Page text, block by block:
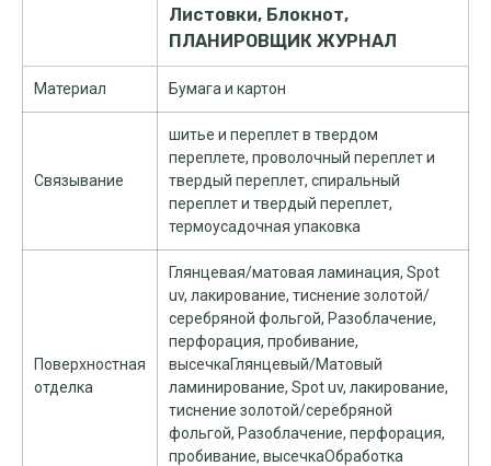
Листовки, Блокнот,
ПЛАНИРОВЩИК ЖУРНАЛ
Материал Бумага и картон
Связывание
шитье и переплет в твердом
переплете, проволочный переплет и
твердый переплет, спиральный
переплет и твердый переплет,
термоусадочная упаковка
Поверхностная
отделка
Глянцевая/матовая ламинация, Spot
uv, лакирование, тиснение золотой/
серебряной фольгой, Разоблачение,
перфорация, пробивание,
высечкаГлянцевый/Матовый
ламинирование, Spot uv, лакирование,
тиснение золотой/серебряной
фольгой, Разоблачение, перфорация,
пробивание, высечкаОбработка